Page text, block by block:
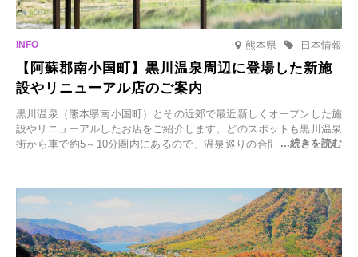
熊本県 日本情報
【阿蘇郡南小国町】黒川温泉周辺に登場した新施
設やリニューアル店のご案内
黒川温泉（熊本県南小国町）とその近郊で最近新しくオープンした施
設やリニューアルしたお店をご紹介します。どのスポットも黒川温泉
街から車で約5～10分圏内にあるので、温泉巡りの合間に気軽に立ち
元食材にこだわったレストランなど、多彩な魅力が満載です。黒川温
泉の新たな楽しみとしてチェックしてみてください。